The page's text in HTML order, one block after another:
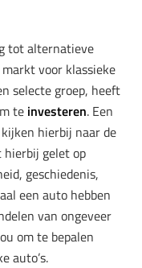
tot alternatieve
voor klassieke
selecte groep, heeft
te investeren. Een
hierbij naar de
hierbij gelet op
geschiedenis,
een auto hebben
van ongeveer
om te bepalen
auto’s.